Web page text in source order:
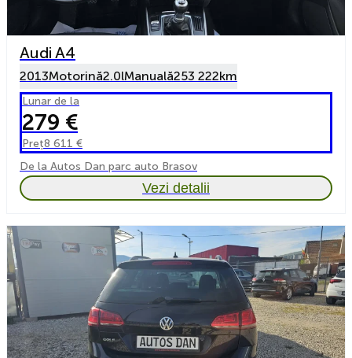
Audi A4
2013Motorină2.0lManuală253 222km
Lunar de la
279 €
Preț8 611 €
De la Autos Dan parc auto Brasov
Vezi detalii